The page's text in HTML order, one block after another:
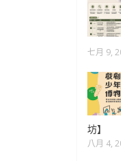
七月 9,
坊】
八月 4,